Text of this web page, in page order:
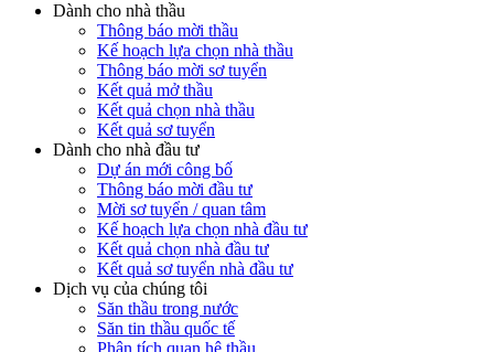
Dành cho nhà thầu
Thông báo mời thầu
Kế hoạch lựa chọn nhà thầu
Thông báo mời sơ tuyển
Kết quả mở thầu
Kết quả chọn nhà thầu
Kết quả sơ tuyển
Dành cho nhà đầu tư
Dự án mới công bố
Thông báo mời đầu tư
Mời sơ tuyển / quan tâm
Kế hoạch lựa chọn nhà đầu tư
Kết quả chọn nhà đầu tư
Kết quả sơ tuyển nhà đầu tư
Dịch vụ của chúng tôi
Săn thầu trong nước
Săn tin thầu quốc tế